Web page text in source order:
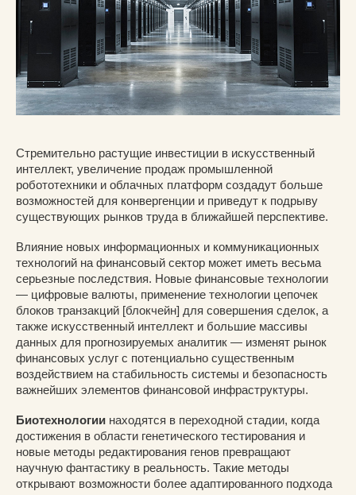
Стремительно растущие инвестиции в искусственный
интеллект, увеличение продаж промышленной
робототехники и облачных платформ создадут больше
возможностей для конвергенции и приведут к подрыву
существующих рынков труда в ближайшей перспективе.
Влияние новых информационных и коммуникационных
технологий на финансовый сектор может иметь весьма
серьезные последствия. Новые финансовые технологии
— цифровые валюты, применение технологии цепочек
блоков транзакций [блокчейн] для совершения сделок, а
также искусственный интеллект и большие массивы
данных для прогнозируемых аналитик — изменят рынок
финансовых услуг с потенциально существенным
воздействием на стабильность системы и безопасность
важнейших элементов финансовой инфраструктуры.
Биотехнологии находятся в переходной стадии, когда
достижения в области генетического тестирования и
новые методы редактирования генов превращают
научную фантастику в реальность. Такие методы
открывают возможности более адаптированного подхода